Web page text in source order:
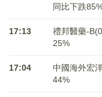
同比下跌
17:13
禮邦醫藥-
25%
17:04
中國海外宏
44%